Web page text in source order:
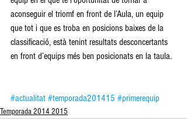
aconseguir el triomf en front de l’Aula, un equip
que tot i que es troba en posicions baixes de la
classificació, està tenint resultats desconcertants
en front d’equips més ben posicionats en la taula.
#actualitat #temporada201415 #primerequip
Temporada 2014 2015